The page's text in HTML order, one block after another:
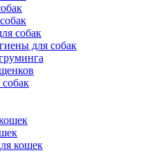
собак
для собак
кошек